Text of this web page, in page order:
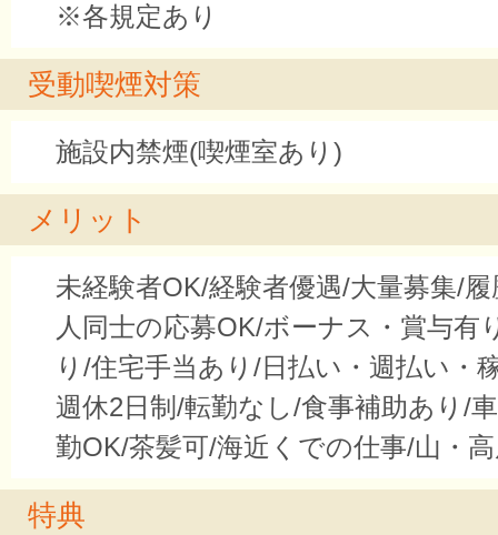
※各規定あり
受動喫煙対策
施設内禁煙(喫煙室あり)
メリット
未経験者OK/経験者優遇/大量募集/
人同士の応募OK/ボーナス・賞与有
り/住宅手当あり/日払い・週払い・
週休2日制/転勤なし/食事補助あり/
勤OK/茶髪可/海近くでの仕事/山・
特典